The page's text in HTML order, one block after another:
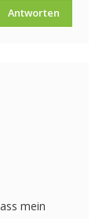
Antworten
mein